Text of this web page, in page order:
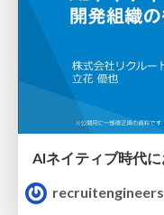
recruitengineers